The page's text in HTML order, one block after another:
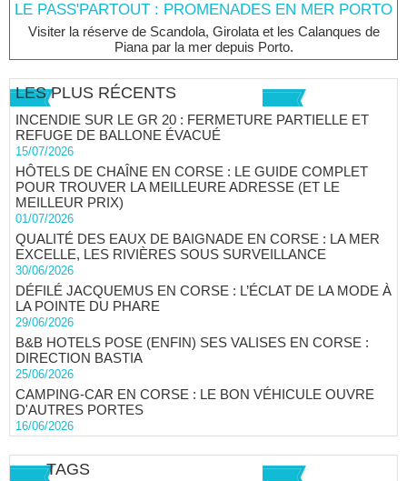
LE PASS'PARTOUT : PROMENADES EN MER PORTO
Visiter la réserve de Scandola, Girolata et les Calanques de
Piana par la mer depuis Porto.
LES PLUS RÉCENTS
INCENDIE SUR LE GR 20 : FERMETURE PARTIELLE ET
REFUGE DE BALLONE ÉVACUÉ
15/07/2026
HÔTELS DE CHAÎNE EN CORSE : LE GUIDE COMPLET
POUR TROUVER LA MEILLEURE ADRESSE (ET LE
MEILLEUR PRIX)
01/07/2026
QUALITÉ DES EAUX DE BAIGNADE EN CORSE : LA MER
EXCELLE, LES RIVIÈRES SOUS SURVEILLANCE
30/06/2026
DÉFILÉ JACQUEMUS EN CORSE : L’ÉCLAT DE LA MODE À
LA POINTE DU PHARE
29/06/2026
B&B HOTELS POSE (ENFIN) SES VALISES EN CORSE :
DIRECTION BASTIA
25/06/2026
CAMPING-CAR EN CORSE : LE BON VÉHICULE OUVRE
D'AUTRES PORTES
16/06/2026
TAGS